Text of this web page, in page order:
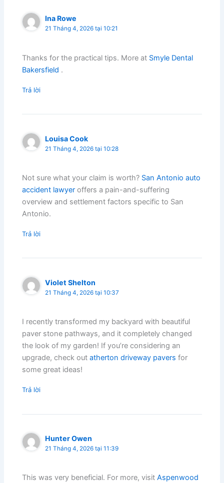
Ina Rowe
21 Tháng 4, 2026 tại 10:21
Thanks for the practical tips. More at Smyle Dental
Bakersfield .
Trả lời
Louisa Cook
21 Tháng 4, 2026 tại 10:28
Not sure what your claim is worth? San Antonio auto
accident lawyer offers a pain-and-suffering
overview and settlement factors specific to San
Antonio.
Trả lời
Violet Shelton
21 Tháng 4, 2026 tại 10:37
I recently transformed my backyard with beautiful
paver stone pathways, and it completely changed
the look of my garden! If you’re considering an
upgrade, check outatherton driveway pavers for
some great ideas!
Trả lời
Hunter Owen
21 Tháng 4, 2026 tại 11:39
This was very beneficial. For more, visitAspenwood